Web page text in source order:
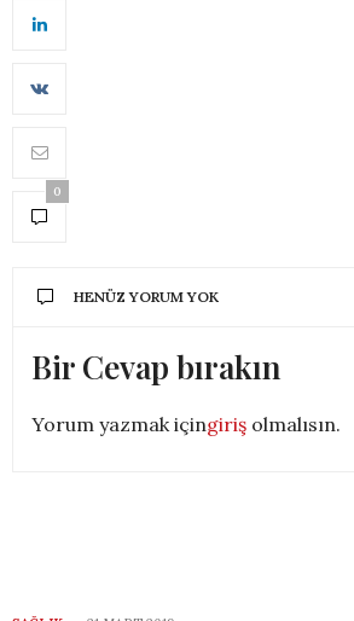
0
HENÜZ YORUM YOK
Bir Cevap bırakın
Yorum yazmak içingiriş olmalısın.